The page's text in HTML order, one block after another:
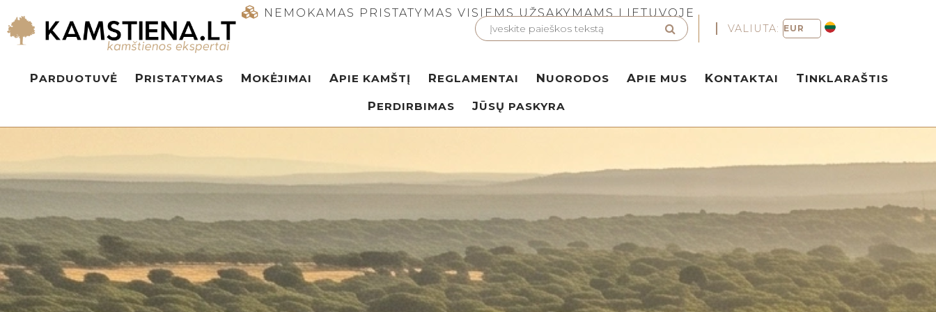
NEMOKAMAS PRISTATYMAS VISIEMS UŽSAKYMAMS LIETUVOJE
VALIUTA:
PARDUOTUVĖ PRISTATYMAS MOKĖJIMAI APIE KAMŠTĮ REGLAMENTAI NUORODOS APIE MUS KONTAKTAI TINKLARAŠTIS
PERDIRBIMAS JŪSŲ PASKYRA